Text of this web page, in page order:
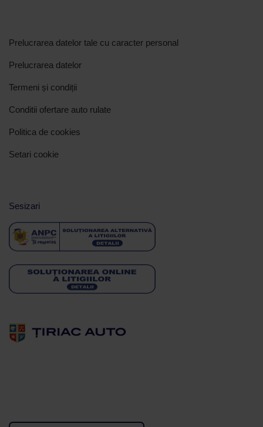
Prelucrarea datelor tale cu caracter personal
Prelucrarea datelor
Termeni și condiții
Conditii ofertare auto rulate
Politica de cookies
Setari cookie
Sesizari